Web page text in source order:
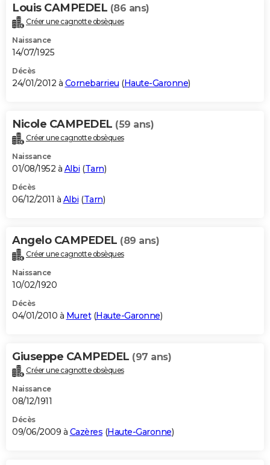
Louis CAMPEDEL (86 ans)
Créer une cagnotte obsèques
Naissance
14/07/1925
Décès
24/01/2012 à Cornebarrieu (Haute-Garonne)
Nicole CAMPEDEL (59 ans)
Créer une cagnotte obsèques
Naissance
01/08/1952 à Albi (Tarn)
Décès
06/12/2011 à Albi (Tarn)
Angelo CAMPEDEL (89 ans)
Créer une cagnotte obsèques
Naissance
10/02/1920
Décès
04/01/2010 à Muret(Haute-Garonne)
Giuseppe CAMPEDEL (97 ans)
Créer une cagnotte obsèques
Naissance
08/12/1911
Décès
09/06/2009 à Cazères (Haute-Garonne)